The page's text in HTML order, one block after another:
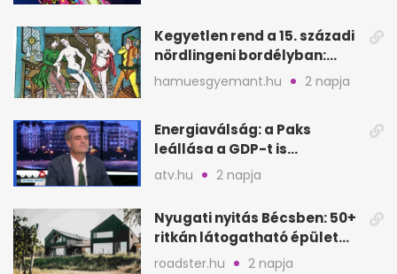
Kegyetlen rend a 15. századi
nördlingeni bordélyban:
verés, éheztetés
hamuesgyemant.hu 2 napja
Energiaválság: a Paks
leállása a GDP-t is
megütheti, int az
atv.hu 2 napja
Nyugati nyitás Bécsben: 50+
ritkán látogatható épület
nyílik meg
roadster.hu 2 napja